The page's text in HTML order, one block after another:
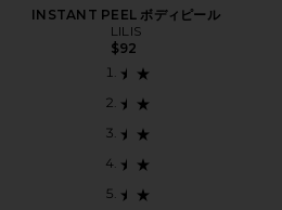
INSTANT PEEL ボディピール
LILIS
$92